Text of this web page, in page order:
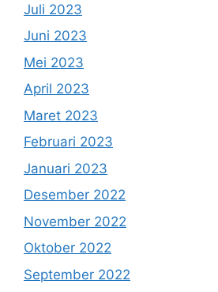
Juli 2023
Juni 2023
Mei 2023
April 2023
Maret 2023
Februari 2023
Januari 2023
Desember 2022
November 2022
Oktober 2022
September 2022